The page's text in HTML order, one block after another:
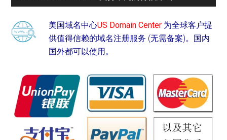
美国域名中心US Domain Center 为全球客户提
供值得信赖的域名注册服务 (无需备案)。国内
国外都可以使用。